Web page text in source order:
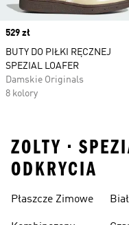
Price
529 zł
BUTY DO PIŁKI RĘCZNEJ
SPEZIAL LOAFER
Damskie Originals
8 kolory
ZOLTY •
ODKRYCIA
Płaszcze Zimowe